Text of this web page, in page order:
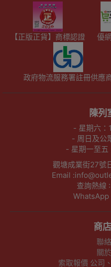
【正版正貨】商標認證 優
政府物流服務署註冊供應
陳列
- 星期六
- 周日及公
- 星期一至
觀塘成業街27號
Email
查詢熱線
商
聯
關
索取報價 公司